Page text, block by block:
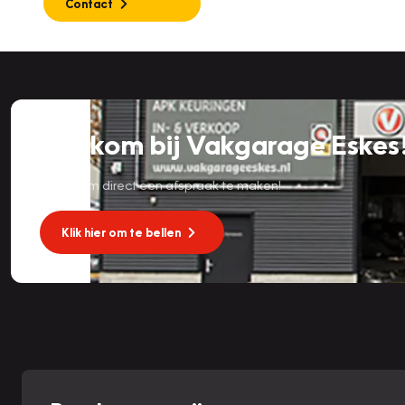
Contact
Welkom bij Vakgarage
Bel nu om direct een afspraak te maken!
Klik hier om te bellen